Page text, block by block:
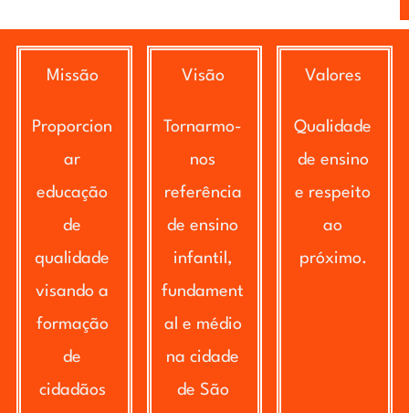
Missão
Proporcion
ar
educação
de
qualidade
visando a
formação
de
cidadãos
Visão
Tornarmo-
nos
referência
de ensino
infantil,
fundament
al e médio
na cidade
de São
Valores
Qualidade
de ensino
e respeito
ao
próximo.